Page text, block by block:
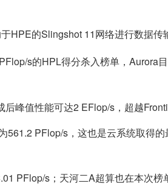
HPE的Slingshot 11网络进行数据传
s的HPL得分杀入榜单，Aurora
峰值性能可达2 EFlop/s，超越
PFlop/s，这也是云系统取得
PFlop/s；天河二A超算也在本次榜